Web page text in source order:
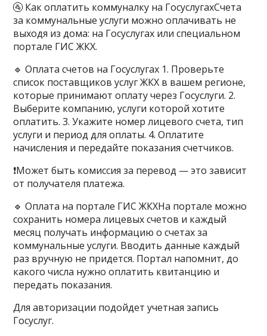
🚰 Как оплатить коммуналку на ГосуслугахСчета
за коммунальные услуги можно оплачивать не
выходя из дома: на Госуслугах или специальном
портале ГИС ЖКХ.
🔹 Оплата счетов на Госуслугах 1. Проверьте
список поставщиков услуг ЖКХ в вашем регионе,
которые принимают оплату через Госуслуги. 2.
Выберите компанию, услуги которой хотите
оплатить. 3. Укажите номер лицевого счета, тип
услуги и период для оплаты. 4. Оплатите
начисления и передайте показания счетчиков.
❗️Может быть комиссия за перевод — это зависит
от получателя платежа.
🔹 Оплата на портале ГИС ЖКХНа портале можно
сохранить номера лицевых счетов и каждый
месяц получать информацию о счетах за
коммунальные услуги. Вводить данные каждый
раз вручную не придется. Портал напомнит, до
какого числа нужно оплатить квитанцию и
передать показания.
Для авторизации подойдет учетная запись
Госуслуг.